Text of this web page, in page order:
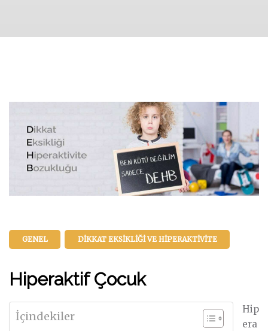
GENEL DIKKAT EKSIKLIĞI VE HIPERAKTIVITE
Hiperaktif Çocuk
İçindekiler
Hip
era